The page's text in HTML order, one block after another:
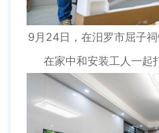
9月24日，在汨罗市屈子祠
在家中和安装工人一起